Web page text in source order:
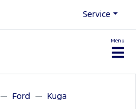
Service
Menu
Ford Kuga